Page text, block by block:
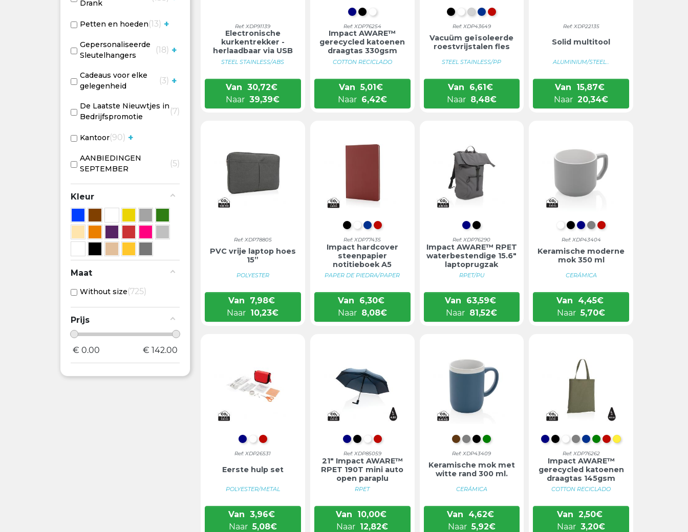
Drank
Petten en hoeden 13 +
Gepersonaliseerde
Sleutelhangers
18 +
Cadeaus voor elke
gelegenheid
3 +
De Laatste Nieuwtjes in
Bedrijfspromotie
7
Kantoor 90 +
AANBIEDINGEN
SEPTEMBER
5
Kleur
Maat
Without size 725
Prijs
€ 0.00 € 142.00
Ref: XDP91139
Electronische
kurkentrekker -
herlaadbaar via USB
STEEL STAINLESS/ABS
Van 30,72€
Naar 39,39€
DONKERBLAUW
ZWART
WIT
Ref: XDP76254
Impact AWARE™
gerecycled katoenen
draagtas 330gsm
COTTON RECICLADO
Van 5,01€
Naar 6,42€
ZWART
WITZILVER
BLAUW
ROOD
Ref: XDP43649
Vacuüm geïsoleerde
roestvrijstalen fles
STEEL STAINLESS/PP
Van 6,61€
Naar 8,48€
Ref: XDP22135
Solid multitool
ALUMINIUM/STEEL...
Van 15,87€
Naar 20,34€
Ref: XDP78805
PVC vrije laptop hoes
15”
POLYESTER
Van 7,98€
Naar 10,23€
ZWART
WITBLAUW
ROOD
Ref: XDP77435
Impact hardcover
steenpapier
notitieboek A5
PAPER DE PIEDRA/PAPER
Van 6,30€
Naar 8,08€
DONKERBLAUW
ZWART
Ref: XDP76290
Impact AWARE™ RPET
waterbestendige 15.6"
laptoprugzak
RPET/PU
Van 63,59€
Naar 81,52€
WIT/WIT
ZWART/WIT
DONKERBLAUW
GRIJSROOD
Ref: XDP43404
Keramische moderne
mok 350 ml
CERÁMICA
Van 4,45€
Naar 5,70€
DONKERBLAUW
WITROOD
Ref: XDP26531
Eerste hulp set
POLYESTER/METAL
Van 3,96€
Naar 5,08€
DONKERBLAUW
ZWART
WITROOD
Ref: XDP85059
21" Impact AWARE™
RPET 190T mini auto
open paraplu
RPET
Van 10,00€
Naar 12,82€
BRUIN/WIT
GRIJS/WIT
ZWART/WIT
GROEN/WIT
Ref: XDP43409
Keramische mok met
witte rand 300 ml.
CERÁMICA
Van 4,62€
Naar 5,92€
DONKERBLAUW
ZWART
WITGRIJS
BLAUW
GROEN
ROOD
GEEL
Ref: XDP76262
Impact AWARE™
gerecycled katoenen
draagtas 145gsm
COTTON RECICLADO
Van 2,50€
Naar 3,20€